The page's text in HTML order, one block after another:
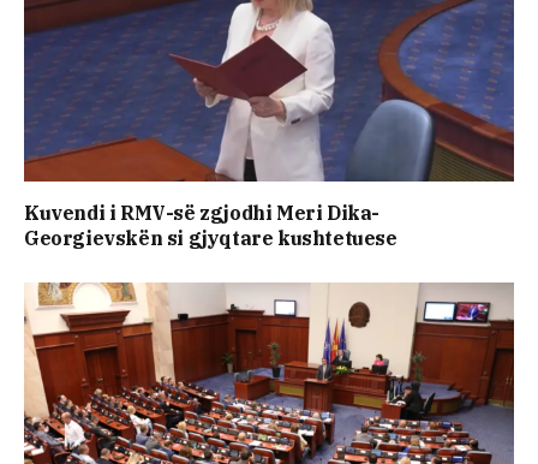
Kuvendi i RMV-së zgjodhi Meri Dika-
Georgievskën si gjyqtare kushtetuese